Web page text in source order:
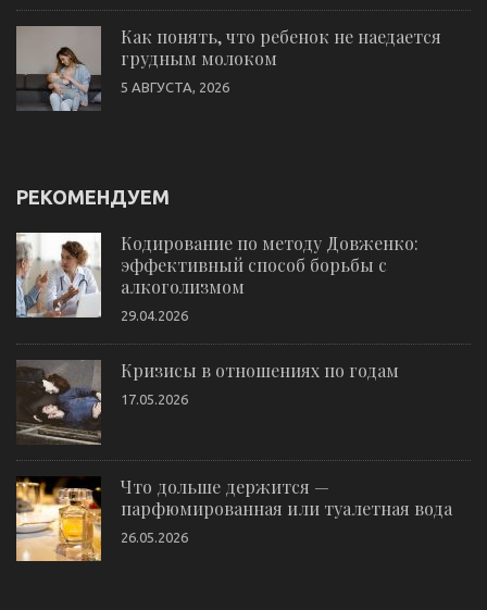
Как понять, что ребенок не наедается
грудным молоком
5 АВГУСТА, 2026
РЕКОМЕНДУЕМ
Кодирование по методу Довженко:
эффективный способ борьбы с
алкоголизмом
29.04.2026
Кризисы в отношениях по годам
17.05.2026
Что дольше держится —
парфюмированная или туалетная вода
26.05.2026